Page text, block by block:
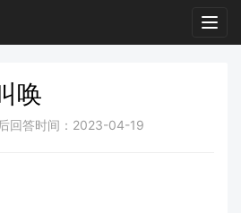
唤
回答时间：2023-04-19